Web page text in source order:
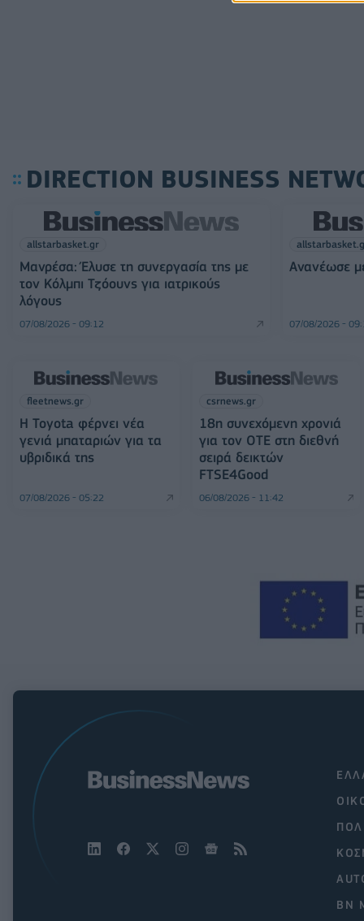
DIRECTION BUSINESS
allstarbasket.gr
Μανρέσα: Έλυσε τη συνεργασία της με
τον Κόλμπι Τζόουνς για ιατρικούς
λόγους
07/08/2026 - 09:12
Ανανέωσε
07/08/2026 -
fleetnews.gr
Η Toyota φέρνει νέα
γενιά μπαταριών για τα
υβριδικά της
07/08/2026 - 05:22
csrnews.gr
18η συνεχόμενη χρονιά
για τον ΟΤΕ στη διεθνή
σειρά δεικτών
FTSE4Good
06/08/2026 - 11:42
BN